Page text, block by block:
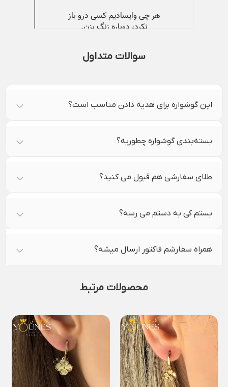
سوالات متداول
این گوشواره برای هدیه دادن مناسب است؟
بسته‌بندی گوشواره چطوریه؟
طلای سفارشی هم قبول می کنید؟
بستم کی به دستم می رسه؟
همراه سفارشم فاکتور ارسال میشه؟
محصولات مرتبط